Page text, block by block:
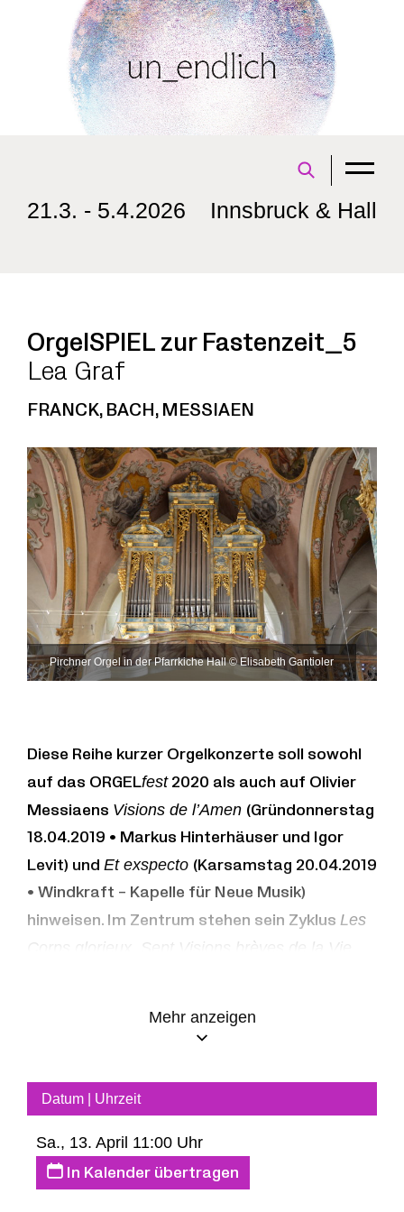
21.3. - 5.4.2026 Innsbruck & Hall
OrgelSPIEL zur Fastenzeit_5
Lea Graf
FRANCK, BACH, MESSIAEN
Pirchner Orgel in der Pfarrkiche Hall © Elisabeth Gantioler
Diese Reihe kurzer Orgelkonzerte soll sowohl
auf das ORGELfest2020 als auch auf Olivier
Messiaens Visions de l’Amen (Gründonnerstag
18.04.2019 • Markus Hinterhäuser und Igor
Levit) und Et exspecto (Karsamstag 20.04.2019
• Windkraft – Kapelle für Neue Musik)
hinweisen. Im Zentrum stehen sein Zyklus Les
Corps glorieux. Sept Visions brèves de la Vie
der Auferstandenen für Orgel (1939) sowie
Bach und Zeitgenossen.
César FRANCK(1822-1890)
Prélude, Fugue et Variation h-Moll
Mehr anzeigen
Datum | Uhrzeit
Sa., 13. April 11:00 Uhr
In Kalender übertragen